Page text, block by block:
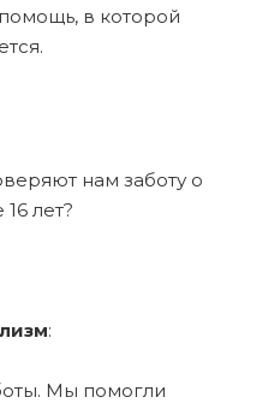
в которой
нам заботу о
лет?
:
Мы помогли